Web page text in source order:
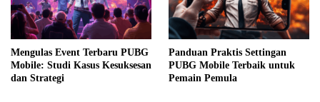
Mengulas Event Terbaru PUBG
Mobile: Studi Kasus Kesuksesan
dan Strategi
Panduan Praktis Settingan
PUBG Mobile Terbaik untuk
Pemain Pemula